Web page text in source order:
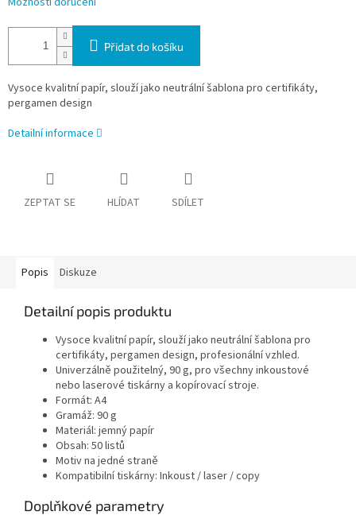
Přidat do košíku
Vysoce kvalitní papír, slouží jako neutrální šablona pro certifikáty,
pergamen design
Detailní informace
ZEPTAT SE HLÍDAT SDÍLET
Popis Diskuze
Detailní popis produktu
Vysoce kvalitní papír, slouží jako neutrální šablona pro
certifikáty, pergamen design, profesionální vzhled.
Univerzálně použitelný, 90 g, pro všechny inkoustové
nebo laserové tiskárny a kopírovací stroje.
Formát: A4
Gramáž: 90 g
Materiál: jemný papír
Obsah: 50 listů
Motiv na jedné straně
Kompatibilní tiskárny: Inkoust / laser / copy
Doplňkové parametry